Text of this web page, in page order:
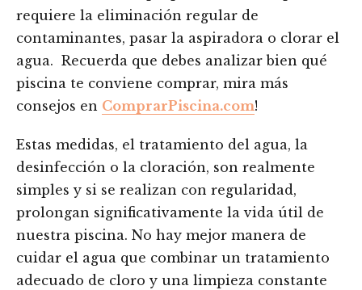
requiere la eliminación regular de
contaminantes, pasar la aspiradora o clorar el
agua. Recuerda que debes analizar bien qué
piscina te conviene comprar, mira más
consejos en ComprarPiscina.com!
Estas medidas, el tratamiento del agua, la
desinfección o la cloración, son realmente
simples y si se realizan con regularidad,
prolongan significativamente la vida útil de
nuestra piscina. No hay mejor manera de
cuidar el agua que combinar un tratamiento
adecuado de cloro y una limpieza constante